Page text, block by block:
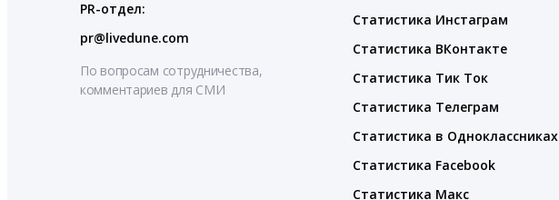
PR-отдел:
pr@livedune.com
По вопросам сотрудничества,
комментариев для СМИ
Статистика Инстаграм
Статистика ВКонтакте
Статистика Тик Ток
Статистика Телеграм
Статистика в Одноклассниках
Статистика Facebook
Статистика Макс